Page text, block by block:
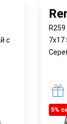
с
7x17
5%